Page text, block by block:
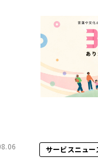
サービスニュー